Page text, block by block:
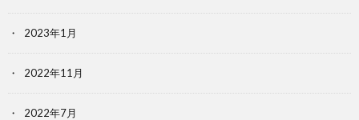
2023年1月
2022年11月
2022年7月